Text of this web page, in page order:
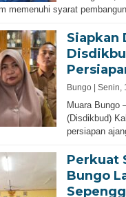
memenuhi syarat
Siapkan
Bungo | Senin,
Muara Bungo
(Disdikbud)
persiapan
Perkuat
Bungo